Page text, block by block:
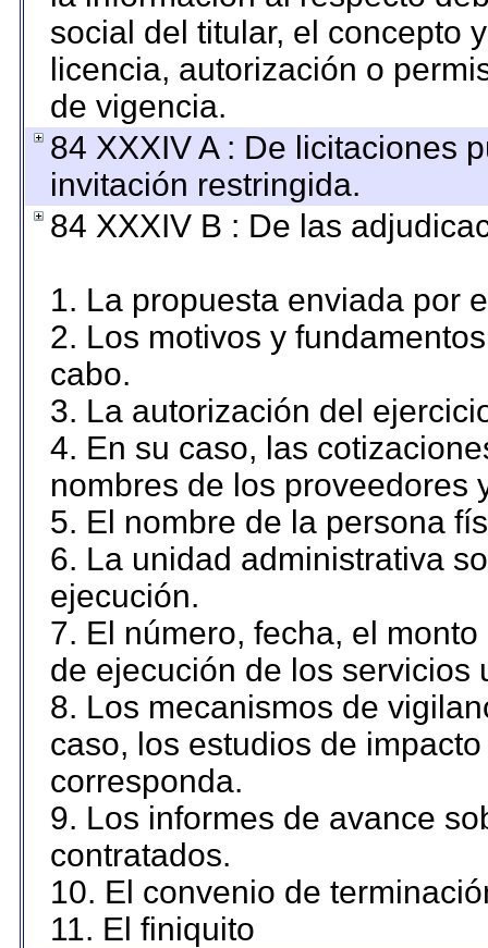
social del titular, el concepto
licencia, autorización o
de vigencia.
84 XXXIV A : De licitaciones
invitación restringida.
84 XXXIV B : De las
1. La propuesta enviada por
2. Los motivos y
cabo.
3. La autorización del
4. En su caso, las
nombres de los proveedores
5. El nombre de la persona
6. La unidad administrativa
ejecución.
7. El número, fecha, el
de ejecución de los servicios
8. Los mecanismos de
caso, los estudios de
corresponda.
9. Los informes de avance
contratados.
10. El convenio de
11. El finiquito